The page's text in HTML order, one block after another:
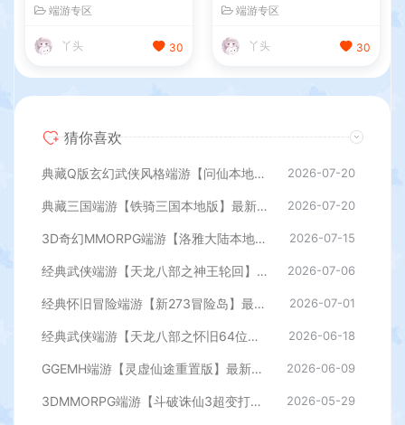
具+详细搭建教程
端游专区
丫头 30
PC客户端+GM工具+详细搭
建教程
端游专区
丫头 30
猜你喜欢
典藏Q版玄幻武侠风格端游【问仙本地版】最新整理Win系服务端+PC客户端+GM指令+详细搭建教程 2026-07-20
典藏三国端游【铁骑三国本地版】最新整理Win系服务端+PC客户端+详细搭建教程+GM命令教程 2026-07-20
3D奇幻MMORPG端游【洛雅大陆本地端】最新整理Win一键服务端+PC客户端+GM工具+详细搭建教程 2026-07-15
经典武侠端游【天龙八部之神王轮回】最新整理单机一键即玩镜像端+Linux手工服务端+PC客户端+GM工具+详细搭建教程 2026-07-06
经典怀旧冒险端游【新273冒险岛】最新整理Linux手工端+PC客户端+登录器+管理后台+网页注册+详细搭建教程 2026-07-01
经典武侠端游【天龙八部之怀旧64位源端洛洛1.9】最新整理单机一键即玩镜像端+Linux手工服务端+PC客户端+GM工具+网页注册+详细搭建教程 2026-06-18
GGEMH端游【灵虚仙途重置版】最新整理WIN系服务端+PC客户端+网关+内置GM+详细搭建教程+全套源码 2026-06-09
3DMMORPG端游【斗破诛仙3超变打金18职业精修版】最新整理单机一键即玩镜像端+Linux手工服务端+GM工具+网页注册+PC客户端+详细搭建教程 2026-05-29